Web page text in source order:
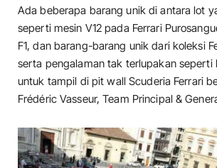
Ada beberapa barang unik di antara lot
seperti mesin V12 pada Ferrari
F1, dan barang-barang unik dari koleksi
serta pengalaman tak terlupakan seperti
untuk tampil di pit wall Scuderia Ferrari
Frédéric Vasseur, Team Principal &